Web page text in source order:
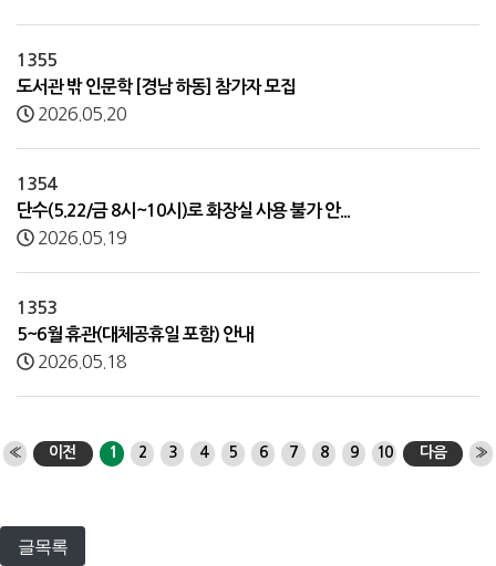
1355
도서관 밖 인문학 [경남 하동] 참가자 모집
2026.05.20
1354
단수(5.22/금 8시~10시)로 화장실 사용 불가 안...
2026.05.19
1353
5~6월 휴관(대체공휴일 포함) 안내
2026.05.18
« 이전 1 2 3 4 5 6 7 8 9 10 다음 »
글목록